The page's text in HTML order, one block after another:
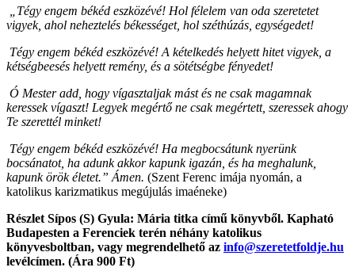
„Tégy engem békéd eszközévé! Hol félelem van oda szeretetet
vigyek, ahol neheztelés békességet, hol széthúzás, egységedet!
Tégy engem békéd eszközévé! A kételkedés helyett hitet vigyek, a
kétségbeesés helyett remény, és a sötétségbe fényedet!
Ó Mester add, hogy vígasztaljak mást és ne csak magamnak
keressek vígaszt! Legyek megértő ne csak megértett, szeressek ahogy
Te szerettél minket!
Tégy engem békéd eszközévé! Ha megbocsátunk nyerünk
bocsánatot, ha adunk akkor kapunk igazán, és ha meghalunk,
kapunk örök életet.” Ámen. (Szent Ferenc imája nyomán, a
katolikus karizmatikus megújulás imaéneke)
Részlet Sípos (S) Gyula: Mária titka című könyvből. Kapható
Budapesten a Ferenciek terén néhány katolikus
könyvesboltban, vagy megrendelhető az info@szeretetfoldje.hu
levélcímen. (Ára 900 Ft)